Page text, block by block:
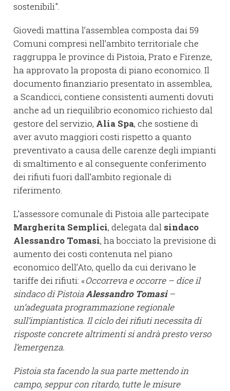
sostenibili".
Giovedì mattina l’assemblea composta dai 59
Comuni compresi nell’ambito territoriale che
raggruppa le province di Pistoia, Prato e Firenze,
ha approvato la proposta di piano economico. Il
documento finanziario presentato in assemblea,
a Scandicci, contiene consistenti aumenti dovuti
anche ad un riequilibrio economico richiesto dal
gestore del servizio, Alia Spa, che sostiene di
aver avuto maggiori costi rispetto a quanto
preventivato a causa delle carenze degli impianti
di smaltimento e al conseguente conferimento
dei rifiuti fuori dall’ambito regionale di
riferimento.
L’assessore comunale di Pistoia alle partecipate
Margherita Semplici, delegata dal sindaco
Alessandro Tomasi, ha bocciato la previsione di
aumento dei costi contenuta nel piano
economico dell’Ato, quello da cui derivano le
tariffe dei rifiuti: «Occorreva e occorre – dice il
sindaco di PistoiaAlessandro Tomasi–
un’adeguata programmazione regionale
sull’impiantistica. Il ciclo dei rifiuti necessita di
risposte concrete altrimenti si andrà presto verso
l’emergenza.
Pistoia sta facendo la sua parte mettendo in
campo, seppur con ritardo, tutte le misure